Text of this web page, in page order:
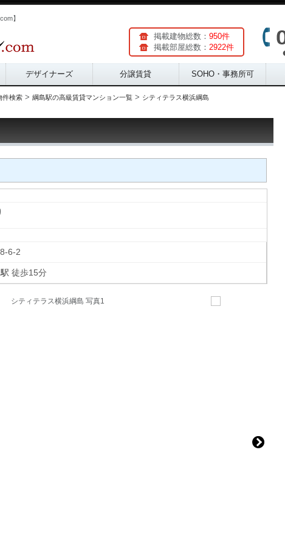
】
掲載建物総数： 950件
掲載部屋総数： 2922件
デザイナーズ 分譲賃貸 SOHO・事務所可
件検索 > 綱島駅の高級賃貸マンション一覧 > シティテラス横浜綱島
6-2
徒歩15分